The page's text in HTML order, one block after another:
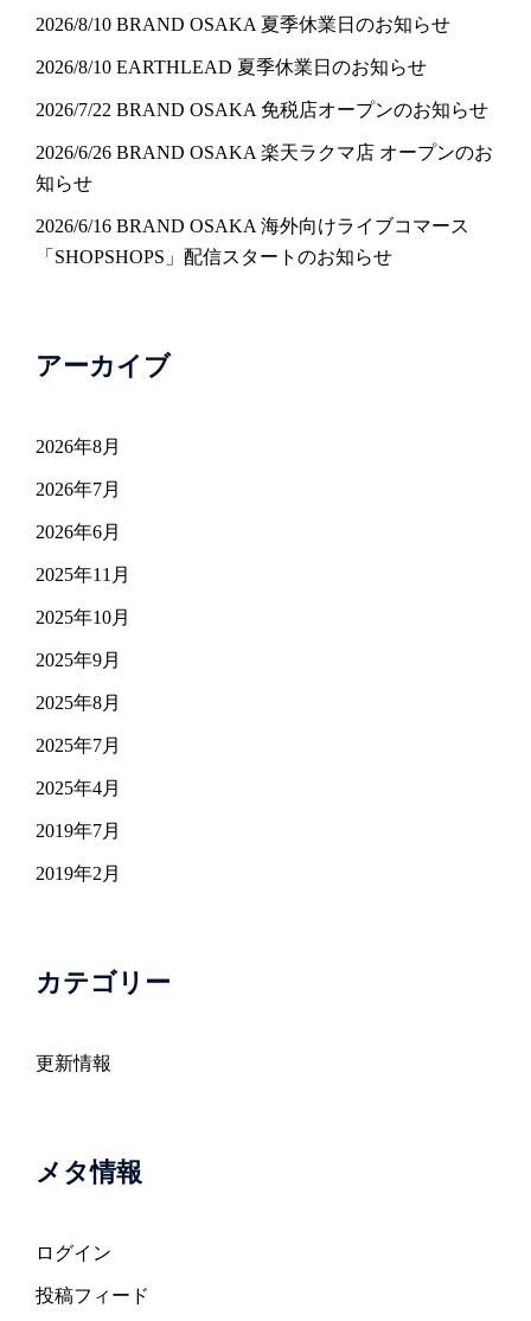
2026/8/10 BRAND OSAKA 夏季休業日のお知らせ
2026/8/10 EARTHLEAD 夏季休業日のお知らせ
2026/7/22 BRAND OSAKA 免税店オープンのお知らせ
2026/6/26 BRAND OSAKA 楽天ラクマ店 オープンのお
知らせ
2026/6/16 BRAND OSAKA 海外向けライブコマース
「SHOPSHOPS」配信スタートのお知らせ
アーカイブ
2026年8月
2026年7月
2026年6月
2025年11月
2025年10月
2025年9月
2025年8月
2025年7月
2025年4月
2019年7月
2019年2月
カテゴリー
更新情報
メタ情報
ログイン
投稿フィード